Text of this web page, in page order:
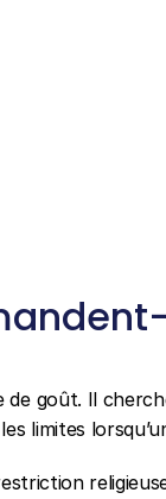
goût. Il
limites